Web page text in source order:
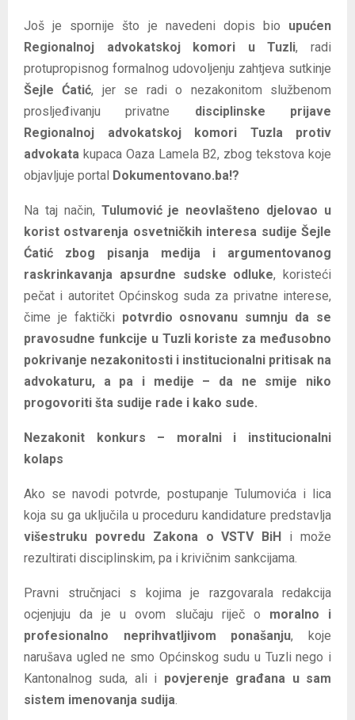
Još je spornije što je navedeni dopis bio upućen
Regionalnoj advokatskoj komori u Tuzli, radi
protupropisnog formalnog udovoljenju zahtjeva sutkinje
Šejle Ćatić, jer se radi o nezakonitom službenom
prosljeđivanju privatne disciplinske prijave
Regionalnoj advokatskoj komori Tuzla protiv
advokata kupaca Oaza Lamela B2, zbog tekstova koje
objavljuje portal Dokumentovano.ba!?
Na taj način, Tulumović je neovlašteno djelovao u
korist ostvarenja osvetničkih interesa sudije Šejle
Ćatić zbog pisanja medija i argumentovanog
raskrinkavanja apsurdne sudske odluke, koristeći
pečat i autoritet Općinskog suda za privatne interese,
čime je faktički potvrdio osnovanu sumnju da se
pravosudne funkcije u Tuzli koriste za međusobno
pokrivanje nezakonitosti i institucionalni pritisak na
advokaturu, a pa i medije – da ne smije niko
progovoriti šta sudije rade i kako sude.
Nezakonit konkurs – moralni i institucionalni
kolaps
Ako se navodi potvrde, postupanje Tulumovića i lica
koja su ga uključila u proceduru kandidature predstavlja
višestruku povredu Zakona o VSTV BiH
i može
rezultirati disciplinskim, pa i krivičnim sankcijama.
Pravni stručnjaci s kojima je razgovarala redakcija
ocjenjuju da je u ovom slučaju riječ o moralno i
profesionalno neprihvatljivom ponašanju, koje
narušava ugled ne smo Općinskog sudu u Tuzli nego i
Kantonalnog suda, ali i povjerenje građana u sam
sistem imenovanja sudija.